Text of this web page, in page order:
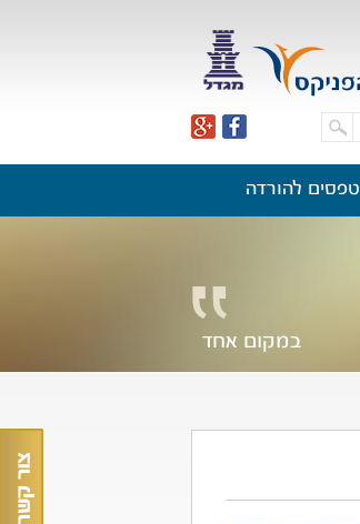
טפסים להורדה
במקום אחד